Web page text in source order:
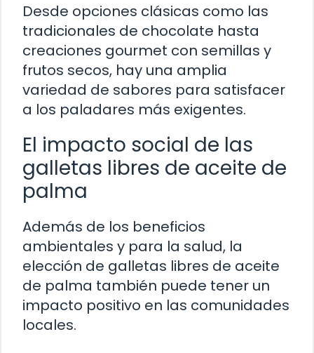
Desde opciones clásicas como las
tradicionales de chocolate hasta
creaciones gourmet con semillas y
frutos secos, hay una amplia
variedad de sabores para satisfacer
a los paladares más exigentes.
El impacto social de las
galletas libres de aceite de
palma
Además de los beneficios
ambientales y para la salud, la
elección de galletas libres de aceite
de palma también puede tener un
impacto positivo en las comunidades
locales.